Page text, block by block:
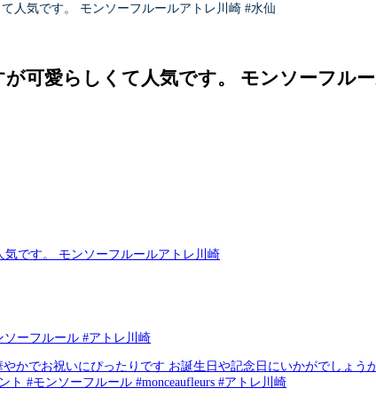
人気です。 モンソーフルールアトレ川崎 #水仙
可愛らしくて人気です。 モンソーフル
ーフルール #アトレ川崎
かでお祝いにぴったりです お誕生日や記念日にいかがでしょう
ト #モンソーフルール #monceaufleurs #アトレ川崎